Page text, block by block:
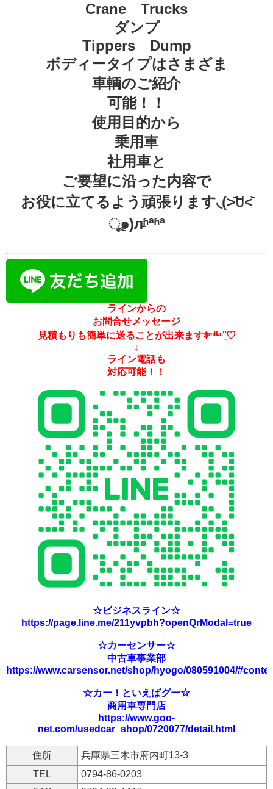
Crane Trucks
ダンプ
Tippers Dump
ボディータイプはさまざま
車輌のご紹介
可能！！
使用目的から
乗用車
社用車と
ご要望に沿った内容で
お役に立てるよう頑張ります◟(˃᷄ꇴ˂᷅
ૂ๑)л̵ʱªʱª
ラインからの
お問合せメッセージ
見積もりも簡単に送ることが出来ますᙚᵐⁱᒻᵉ¨̮♡
↓
ライン電話も
対応可能！！
☆ビジネスライン☆
https://page.line.me/211yvpbh?openQrModal=true
☆カーセンサー☆
中古車事業部
https://www.carsensor.net/shop/hyogo/080591004/
☆カー！といえばグー☆
商用車専門店
https://www.goo-
net.com/usedcar_shop/0720077/detail.html
住所
兵庫県三木市府内町13-3
TEL
0794-86-0203